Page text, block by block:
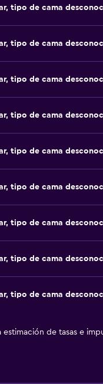
tipo de cama
tipo de cama
tipo de cama
tipo de cama
tipo de cama
tipo de cama
tipo de cama
tipo de cama
tipo de cama
estimación de tasas e